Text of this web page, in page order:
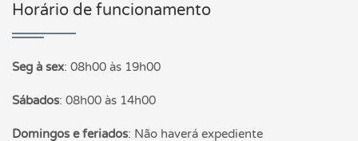
Horário de funcionamento
Seg à sex: 08h00 às 19h00
Sábados: 08h00 às 14h00
Domingos e feriados: Não haverá expediente